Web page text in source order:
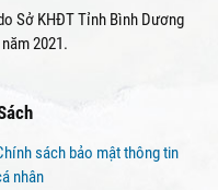
Sở KHĐT Tỉnh Bình Dương
2021.
sách bảo mật thông tin
nhân